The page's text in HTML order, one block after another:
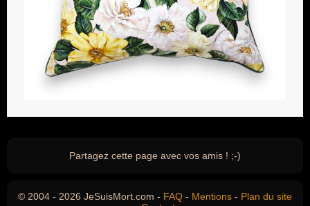
Partagez cette page avec vos amis ! ;-)
© 2004 - 2026 JeSuisMort.com - FAQ - Mentions - Plan du site